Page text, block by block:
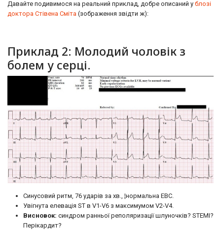
Давайте подивимося на реальний приклад, добре описаний у блозі
доктора Стівена Сміта (зображення звідти ж):
Приклад 2: Молодий чоловік з
болем у серці.
Синусовий ритм, 76 ударів за хв., ¦нормальна ЕВС.
Увігнута елевація ST в V1-V6 з максимумом V2-V4.
Висновок: синдром ранньої реполяризації шлуночків? STEMI?
Перікардит?